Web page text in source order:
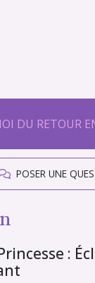
DU RETOUR
POSER UNE
: